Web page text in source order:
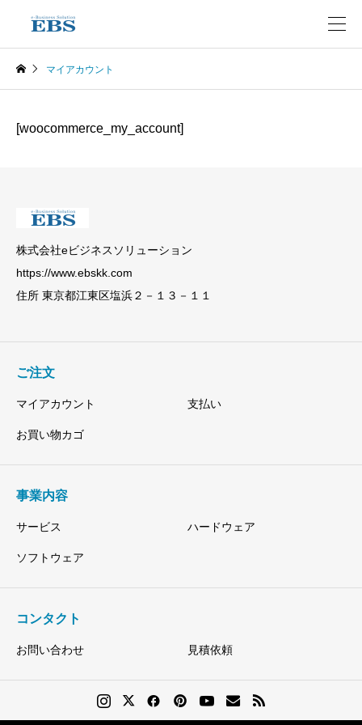
マイアカウント
マイアカウント
[woocommerce_my_account]
株式会社eビジネスソリューション
https://www.ebskk.com
住所 東京都江東区塩浜２－１３－１１
ご注文
マイアカウント 支払い
お買い物カゴ
事業内容
サービス ハードウェア
ソフトウェア
コンタクト
お問い合わせ 見積依頼